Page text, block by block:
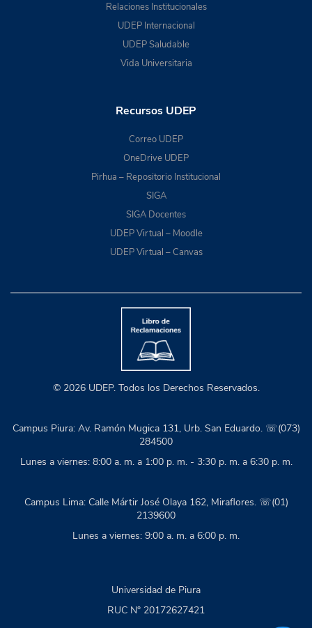
Relaciones Institucionales
UDEP Internacional
UDEP Saludable
Vida Universitaria
Recursos UDEP
Correo UDEP
OneDrive UDEP
Pirhua – Repositorio Institucional
SIGA
SIGA Docentes
UDEP Virtual – Moodle
UDEP Virtual – Canvas
© 2026 UDEP. Todos los Derechos Reservados.
Campus Piura: Av. Ramón Mugica 131, Urb. San Eduardo. ☏(073)
284500
Lunes a viernes: 8:00 a. m. a 1:00 p. m. - 3:30 p. m. a 6:30 p. m.
Campus Lima: Calle Mártir José Olaya 162, Miraflores. ☏(01)
2139600
Lunes a viernes: 9:00 a. m. a 6:00 p. m.
Universidad de Piura
RUC N° 20172627421